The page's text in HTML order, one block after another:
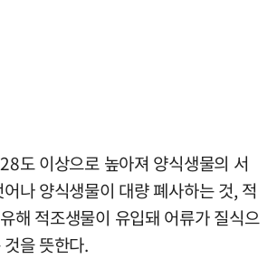
도 이상으로 높아져 양식생물의 서
나 양식생물이 대량 폐사하는 것, 적
해 적조생물이 유입돼 어류가 질식으
을 뜻한다.